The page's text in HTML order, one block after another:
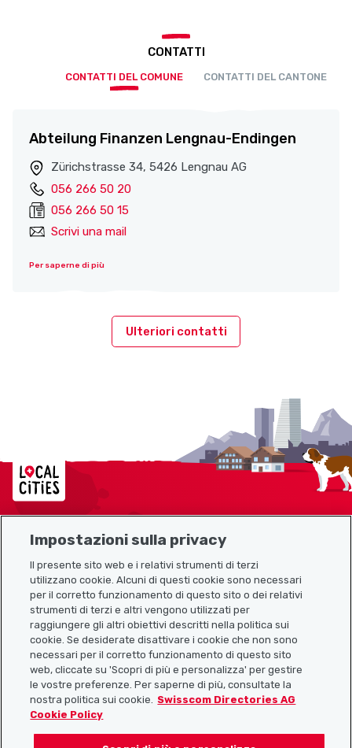
CONTATTI
CONTATTI DEL COMUNE CONTATTI DEL CANTONE
Abteilung Finanzen Lengnau-Endingen
Zürichstrasse 34, 5426 Lengnau AG
056 266 50 20
056 266 50 15
Scrivi una mail
Per saperne di più
Ulteriori contatti
Localcities
Link utili
Scarica l’app Localcities
Seguiteci su:
Impostazioni sulla privacy
Il presente sito web e i relativi strumenti di terzi
utilizzano cookie. Alcuni di questi cookie sono necessari
per il corretto funzionamento di questo sito o dei relativi
strumenti di terzi e altri vengono utilizzati per
raggiungere gli altri obiettivi descritti nella politica sui
cookie. Se desiderate disattivare i cookie che non sono
necessari per il corretto funzionamento di questo sito
web, cliccate su 'Scopri di più e personalizza' per gestire
le vostre preferenze. Per saperne di più, consultate la
nostra politica sui cookie.
Swisscom Directories AG
Cookie Policy